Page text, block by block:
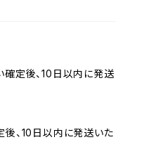
確定後、10日以内に発送
、10日以内に発送いた